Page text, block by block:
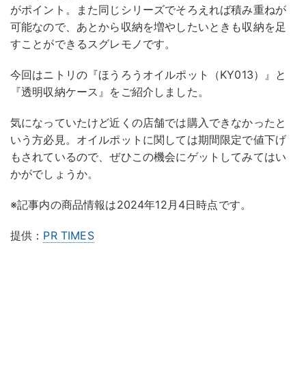
がポイント。また同じシリーズでそろえれば積み重ねが
可能なので、あとから収納を増やしたいときも収納を足
すことができるスグレモノです。
今回はニトリの『ほうろうオイルポット（KY013）』と
『透明収納ケース』をご紹介しました。
気になっていたけど近くの店舗では購入できなかったと
いう方必見。オイルポットに関しては期間限定で値下げ
もされているので、ぜひこの機会にゲットしてみてはい
かがでしょうか。
※記事内の商品情報は2024年12月4日時点です。
提供： PR TIMES